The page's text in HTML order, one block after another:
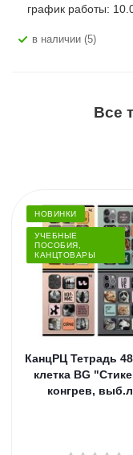
график работы:
В наличии (5)
Все
НОВИНКИ
УЧЕБНЫЕ
ПОСОБИЯ,
КАНЦТОВАРЫ
КанцРЦ Тетрадь
клетка BG
конгрев,